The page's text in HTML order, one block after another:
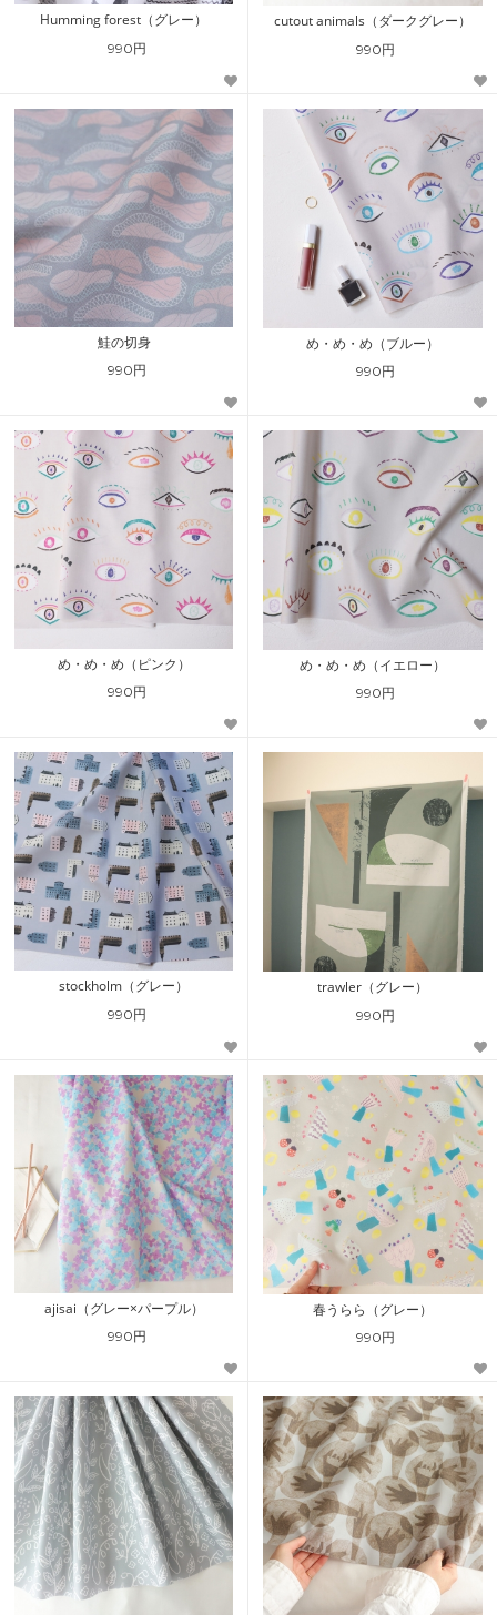
Humming forest（グレー）
990円
cutout animals（ダークグレー）
990円
鮭の切身
990円
め・め・め（ブルー）
990円
め・め・め（ピンク）
990円
め・め・め（イエロー）
990円
stockholm（グレー）
990円
trawler（グレー）
990円
ajisai（グレー×パープル）
990円
春うらら（グレー）
990円